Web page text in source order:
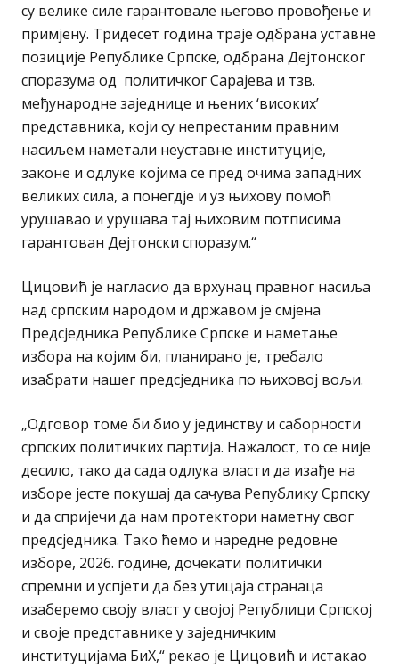
су велике силе гарантовале његово провођење и
примјену. Тридесет година траје одбрана уставне
позиције Републике Српске, одбрана Дејтонског
споразума од политичког Сарајева и тзв.
међународне заједнице и њених ‘високих’
представника, који су непрестаним правним
насиљем наметали неуставне институције,
законе и одлуке којима се пред очима западних
великих сила, а понегдје и уз њихову помоћ
урушавао и урушава тај њиховим потписима
гарантован Дејтонски споразум.“
Цицовић је нагласио да врхунац правног насиља
над српским народом и државом је смјена
Предсједника Републике Српске и наметање
избора на којим би, планирано је, требало
изабрати нашег предсједника по њиховој вољи.
„Одговор томе би био у јединству и саборности
српских политичких партија. Нажалост, то се није
десило, тако да сада одлука власти да изађе на
изборе јесте покушај да сачува Републику Српску
и да спријечи да нам протектори наметну свог
предсједника. Тако ћемо и наредне редовне
изборе, 2026. године, дочекати политички
спремни и успјети да без утицаја странаца
изаберемо своју власт у својој Републици Српској
и своје представнике у заједничким
институцијама БиХ,“ рекао је Цицовић и истакао